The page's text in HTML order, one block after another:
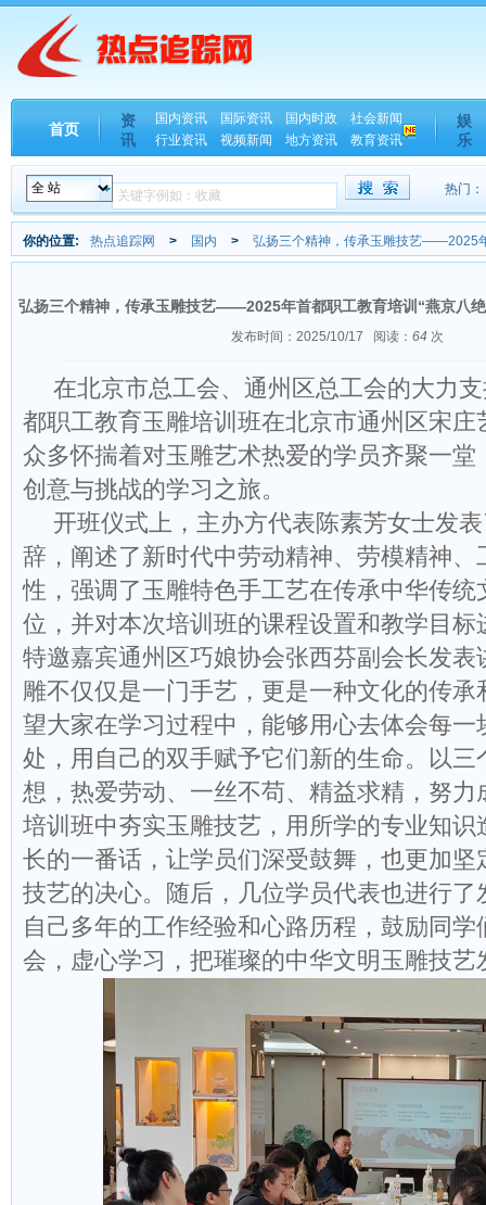
首页
资
讯
国内资讯 国际资讯 国内时政
社会新闻
行业资讯
视频新闻 地方资讯 教育资讯
娱
乐
热门：
你的位置: 热点追踪网 > 国内 > 弘扬三个精神，传承玉雕技艺——2025
弘扬三个精神，传承玉雕技艺——2025年首都职工教育培训“燕京八
发布时间：2025/10/17 阅读： 64 次
在北京市总工会、通州区总工会的大力
都职工教育玉雕培训班在北京市通州区宋庄
众多怀揣着对玉雕艺术热爱的学员齐聚一堂
创意与挑战的学习之旅。
开班仪式上，主办方代表陈素芳女士发
辞，阐述了新时代中劳动精神、劳模精神、
性，强调了玉雕特色手工艺在传承中华传统
位，并对本次培训班的课程设置和教学目标
特邀嘉宾通州区巧娘协会张西芬副会长发表
雕不仅仅是一门手艺，更是一种文化的传承
望大家在学习过程中，能够用心去体会每一
处，用自己的双手赋予它们新的生命。以三
想，热爱劳动、一丝不苟、精益求精，努力
培训班中夯实玉雕技艺，用所学的专业知识
长的一番话，让学员们深受鼓舞，也更加坚
技艺的决心。随后，几位学员代表也进行了
自己多年的工作经验和心路历程，鼓励同
会，虚心学习，把璀璨的中华文明玉雕技艺